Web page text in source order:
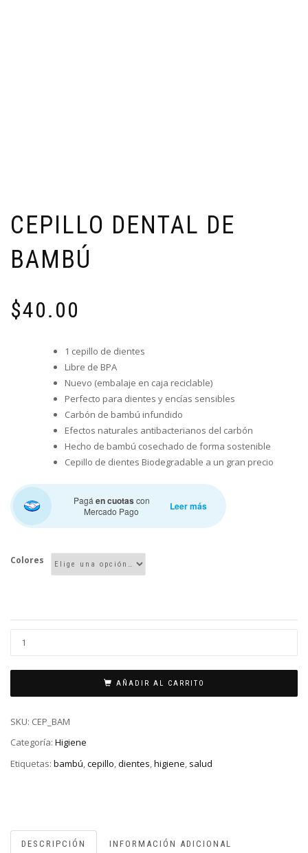
CEPILLO DENTAL DE
BAMBÚ
$40.00
1 cepillo de dientes
Libre de BPA
Nuevo (embalaje en caja reciclable)
Perfecto para dientes y encías sensibles
Carbón de bambú infundido
Efectos naturales antibacterianos del carbón
Hecho de bambú cosechado de forma sostenible
Cepillo de dientes Biodegradable a un gran precio
Pagáen cuotas con
Mercado Pago
Leer más
Colores
AÑADIR AL CARRITO
SKU: CEP_BAM
Categoría: Higiene
Etiquetas: bambú,cepillo,dientes,higiene, salud
DESCRIPCIÓN INFORMACIÓN ADICIONAL